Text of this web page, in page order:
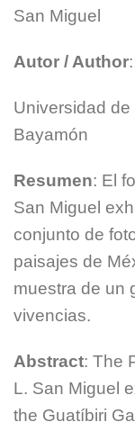
San Miguel
Autor / Author
Universidad
Bayamón
Resumen: El
San Miguel
conjunto de
paisajes de
muestra de un
vivencias.
Abstract: The
L. San Miguel
the Guatíbiri